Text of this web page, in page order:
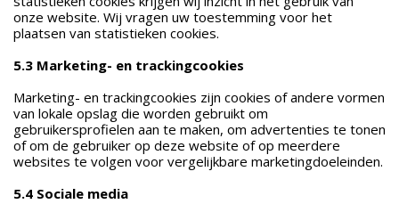
onze website. Wij vragen uw toestemming voor het
plaatsen van statistieken cookies.
5.3 Marketing- en trackingcookies
Marketing- en trackingcookies zijn cookies of andere vormen
van lokale opslag die worden gebruikt om
gebruikersprofielen aan te maken, om advertenties te tonen
of om de gebruiker op deze website of op meerdere
websites te volgen voor vergelijkbare marketingdoeleinden.
5.4 Sociale media